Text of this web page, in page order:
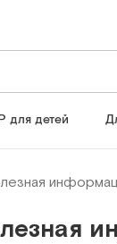
для детей